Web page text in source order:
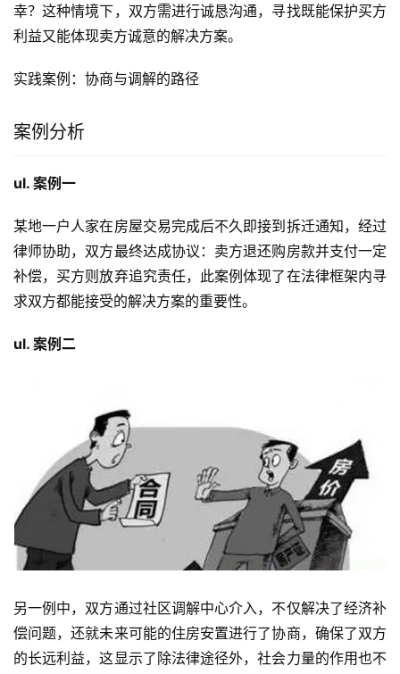
幸？这种情境下，双方需进行诚恳沟通，寻找既能保护买方
利益又能体现卖方诚意的解决方案。
实践案例：协商与调解的路径
案例分析
ul. 案例一
某地一户人家在房屋交易完成后不久即接到拆迁通知，经过
律师协助，双方最终达成协议：卖方退还购房款并支付一定
补偿，买方则放弃追究责任，此案例体现了在法律框架内寻
求双方都能接受的解决方案的重要性。
ul. 案例二
另一例中，双方通过社区调解中心介入，不仅解决了经济补
偿问题，还就未来可能的住房安置进行了协商，确保了双方
的长远利益，这显示了除法律途径外，社会力量的作用也不